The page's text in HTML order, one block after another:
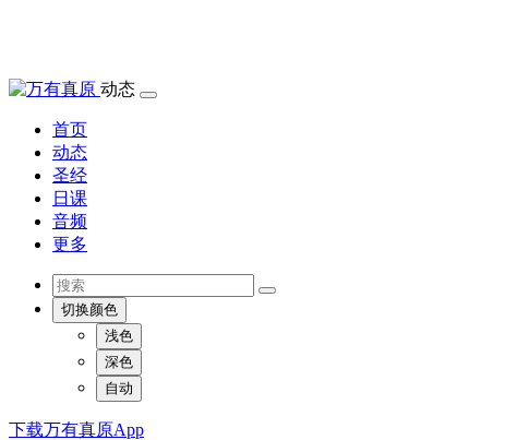
动态
首页
动态
圣经
日课
音频
更多
切换颜色
浅色
深色
自动
下载万有真原App